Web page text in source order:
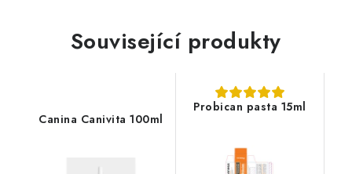
Související produkty
Canina Canivita 100ml
Probican pasta 15ml